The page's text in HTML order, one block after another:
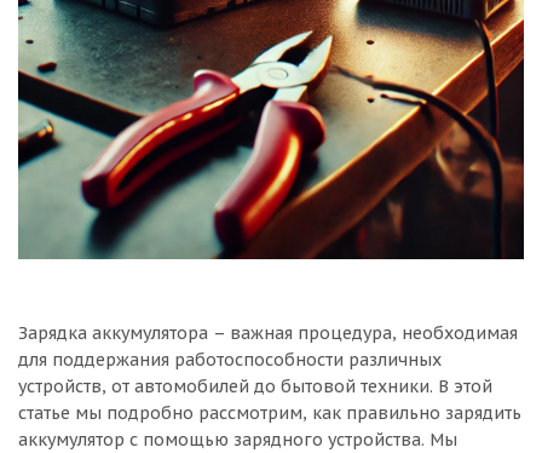
Зарядка аккумулятора – важная процедура, необходимая
для поддержания работоспособности различных
устройств, от автомобилей до бытовой техники. В этой
статье мы подробно рассмотрим, как правильно зарядить
аккумулятор с помощью зарядного устройства. Мы